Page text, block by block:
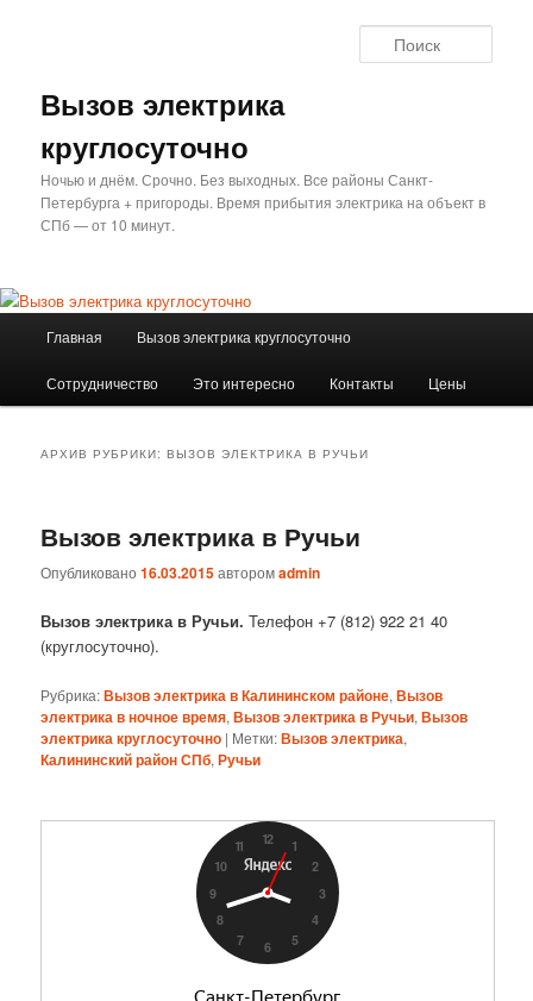
Вызов электрика
круглосуточно
Ночью и днём. Срочно. Без выходных. Все районы Санкт-
Петербурга + пригороды. Время прибытия электрика на объект в
СПб — от 10 минут.
Главная Вызов электрика круглосуточно
Сотрудничество Это интересно Контакты Цены
АРХИВ РУБРИКИ:ВЫЗОВ ЭЛЕКТРИКА В РУЧЬИ
Вызов электрика в Ручьи
Опубликовано16.03.2015авторомadmin
Вызов электрика в Ручьи. Телефон +7 (812) 922 21 40
(круглосуточно).
Рубрика:Вызов электрика в Калининском районе,Вызов
электрика в ночное время,Вызов электрика в Ручьи,Вызов
электрика круглосуточно | Метки:Вызов электрика,
Калининский район СПб,Ручьи